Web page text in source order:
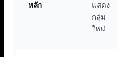
หลัก
แสดง
กลุ่ม
ใหม่